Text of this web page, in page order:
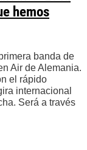
hemos
banda de
Air de Alemania.
el rápido
internacional
Será a través